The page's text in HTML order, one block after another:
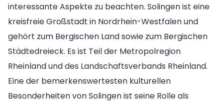
interessante Aspekte zu beachten. Solingen ist eine
kreisfreie Großstadt in Nordrhein-Westfalen und
gehört zum Bergischen Land sowie zum Bergischen
Städtedreieck. Es ist Teil der Metropolregion
Rheinland und des Landschaftsverbands Rheinland.
Eine der bemerkenswertesten kulturellen
Besonderheiten von Solingen ist seine Rolle als